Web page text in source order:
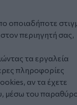
οποιαδήποτε
περιηγητή σας,
τα εργαλεία
πληροφορίες
, αν τα έχετε
μέσω του